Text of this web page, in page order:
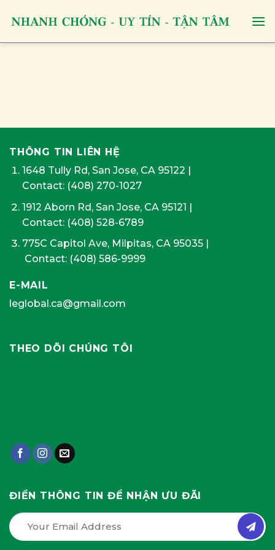
THÔNG TIN LIÊN HỆ
1648 Tully Rd, San Jose, CA 95122 |
Contact: (408) 270-1027
1912 Aborn Rd, San Jose, CA 95121 |
Contact: (408) 528-6789
775C Capitol Ave, Milpitas, CA 95035|
Contact: (408) 586-9999
E-MAIL
leglobal.ca@gmail.com
THEO DÕI CHÚNG TÔI
ĐIỀN THÔNG TIN ĐỂ NHẬN ƯU ĐÃI